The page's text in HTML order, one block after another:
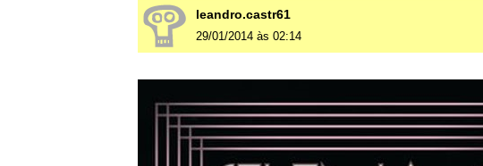
leandro.castr61
29/01/2014 às 02:14